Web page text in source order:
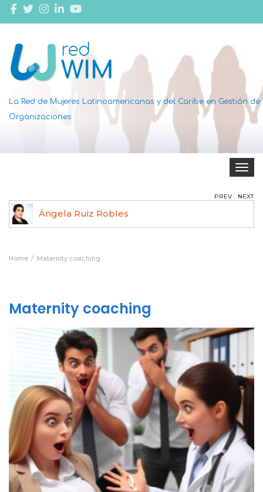
La Red de Mujeres Latinoamericanas y del Caribe en Gestión de
Organizaciones
Toggle
Ángela Ruiz Robles
PREV NEXT
Home Maternity coaching
Maternity coaching